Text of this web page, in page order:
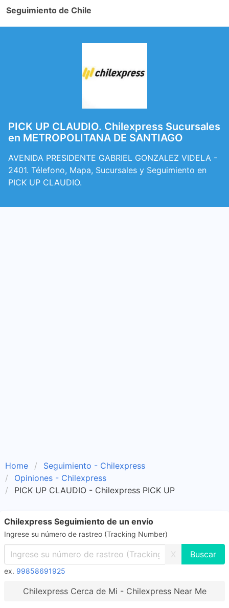
Seguimiento de Chile
PICK UP CLAUDIO. Chilexpress Sucursales
en METROPOLITANA DE SANTIAGO
AVENIDA PRESIDENTE GABRIEL GONZALEZ VIDELA -
2401. Télefono, Mapa, Sucursales y Seguimiento en
PICK UP CLAUDIO.
Home
Seguimiento - Chilexpress
Opiniones - Chilexpress
PICK UP CLAUDIO - Chilexpress PICK UP
Chilexpress Seguimiento de un envío
Ingrese su número de rastreo (Tracking Number)
X
ex. 99858691925
Chilexpress Cerca de Mi - Chilexpress Near Me